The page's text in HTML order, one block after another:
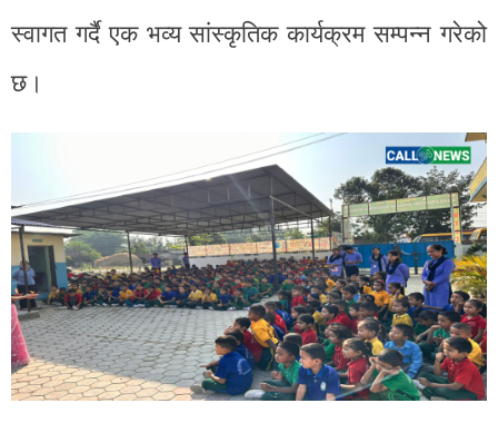
स्वागत गर्दै एक भव्य सांस्कृतिक कार्यक्रम सम्पन्न गरेको
छ।